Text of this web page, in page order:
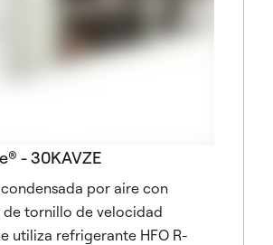
- 30KAVZE
por aire con
tornillo de velocidad
utiliza refrigerante HFO R-